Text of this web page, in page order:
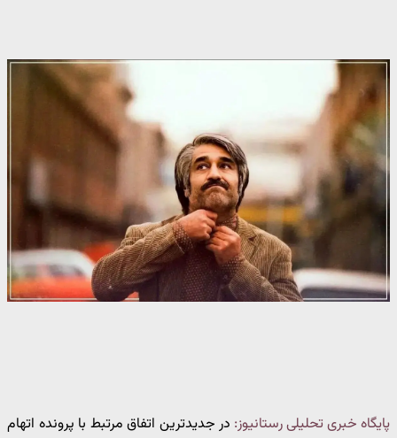
پایگاه خبری تحلیلی رستانیوز: در جدیدترین اتفاق مرتبط با پرونده اتهام